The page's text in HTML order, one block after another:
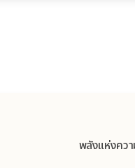
พลังแห่งคว